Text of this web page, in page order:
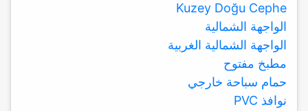
Kuzey Doğu Cephe
الواجهة الشمالية
الواجهة الشمالية الغربية
مطبخ مفتوح
حمام سباحة خارجي
نوافذ PVC